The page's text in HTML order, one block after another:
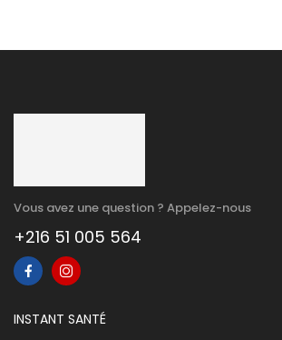
Vous avez une question ? Appelez-nous
+216 51 005 564
INSTANT SANTÉ